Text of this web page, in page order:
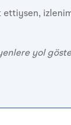
ettiysen,
yol